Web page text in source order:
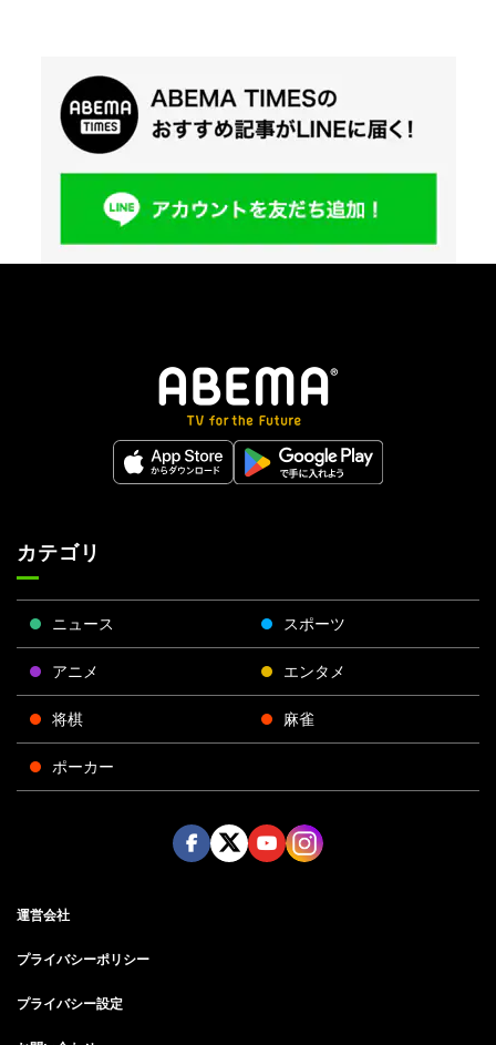
カテゴリ
ニュース スポーツ
アニメ エンタメ
将棋 麻雀
ポーカー
運営会社
プライバシーポリシー
プライバシー設定